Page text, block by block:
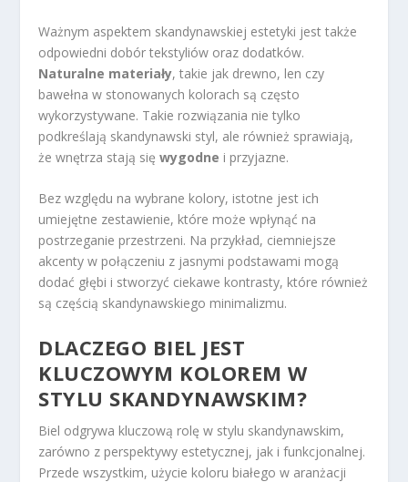
Ważnym aspektem skandynawskiej estetyki jest także
odpowiedni dobór tekstyliów oraz dodatków.
Naturalne materiały, takie jak drewno, len czy
bawełna w stonowanych kolorach są często
wykorzystywane. Takie rozwiązania nie tylko
podkreślają skandynawski styl, ale również sprawiają,
że wnętrza stają sięwygodne i przyjazne.
Bez względu na wybrane kolory, istotne jest ich
umiejętne zestawienie, które może wpłynąć na
postrzeganie przestrzeni. Na przykład, ciemniejsze
akcenty w połączeniu z jasnymi podstawami mogą
dodać głębi i stworzyć ciekawe kontrasty, które również
są częścią skandynawskiego minimalizmu.
DLACZEGO BIEL JEST
KLUCZOWYM KOLOREM W
STYLU SKANDYNAWSKIM?
Biel odgrywa kluczową rolę w stylu skandynawskim,
zarówno z perspektywy estetycznej, jak i funkcjonalnej.
Przede wszystkim, użycie koloru białego w aranżacji